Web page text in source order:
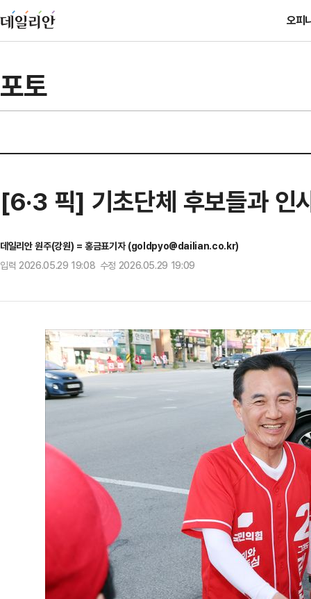
오피
포토
[6·3 픽] 기초단체 후보들과 인
데일리안 원주(강원) = 홍금표기자 (goldpyo@dailian.co.kr)
입력 2026.05.29 19:08 수정 2026.05.29 19:09